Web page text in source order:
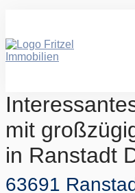
mit
in Ranstadt
63691